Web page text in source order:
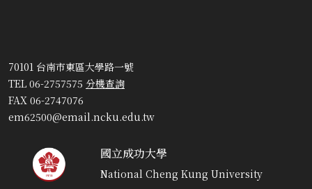
70101 台南市東區大學路一號
TEL 06-2757575 分機查詢
FAX 06-2747076
em62500@email.ncku.edu.tw
國立成功大學
National Cheng Kung University